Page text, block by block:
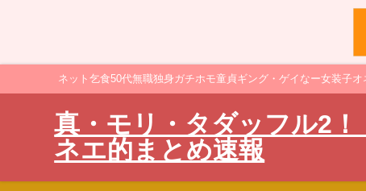
ネット乞食50代無職独身ガチホモ童貞ギング・ゲイなー女装子
真・モリ・タダッフル2
ネエ的まとめ速報